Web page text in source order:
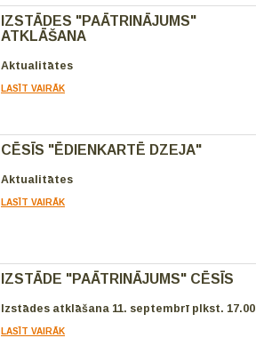
IZSTĀDES "PAĀTRINĀJUMS"
ATKLĀŠANA
Aktualitātes
LASĪT VAIRĀK
CĒSĪS "ĒDIENKARTĒ DZEJA"
Aktualitātes
LASĪT VAIRĀK
IZSTĀDE "PAĀTRINĀJUMS" CĒSĪS
Izstādes atklāšana 11. septembrī plkst. 17.00
LASĪT VAIRĀK